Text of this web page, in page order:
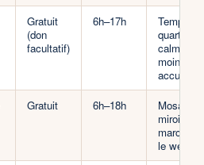
Gratuit
(don
facultatif)
6h–17h
Temple
quartier,
calme,
moines
Gratuit 6h–18h
miroirs,
marché
le week-